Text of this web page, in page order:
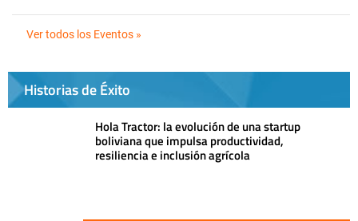
Ver todos los Eventos »
Historias de Éxito
Hola Tractor: la evolución de una startup
boliviana que impulsa productividad,
resiliencia e inclusión agrícola